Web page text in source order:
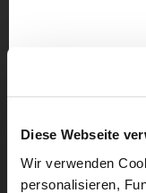
Diese Webseite
Wir verwenden
personalisieren,